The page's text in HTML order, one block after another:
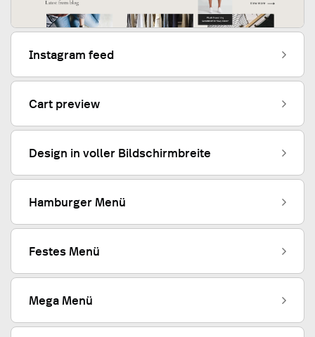
Instagram feed
Cart preview
Design in voller Bildschirmbreite
Hamburger Menü
Festes Menü
Mega Menü